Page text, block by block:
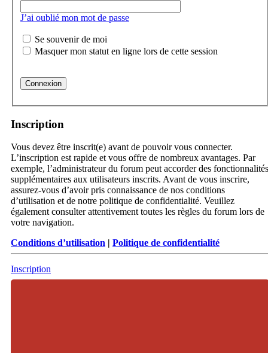
J’ai oublié mon mot de passe
Se souvenir de moi
Masquer mon statut en ligne lors de cette session
Inscription
Vous devez être inscrit(e) avant de pouvoir vous connecter.
L’inscription est rapide et vous offre de nombreux avantages. Par
exemple, l’administrateur du forum peut accorder des fonctionnalités
supplémentaires aux utilisateurs inscrits. Avant de vous inscrire,
assurez-vous d’avoir pris connaissance de nos conditions
d’utilisation et de notre politique de confidentialité. Veuillez
également consulter attentivement toutes les règles du forum lors de
votre navigation.
Conditions d’utilisation | Politique de confidentialité
Inscription